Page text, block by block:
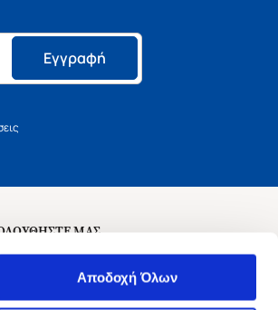
Αποδοχή Όλων
Εγγραφή
ΜΑΣ